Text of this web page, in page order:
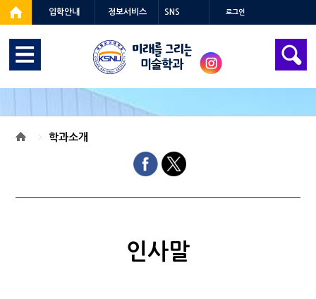
입학안내 정보서비스 SNS 로그인
미술학과
학과소개
인사말